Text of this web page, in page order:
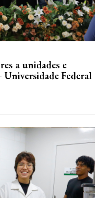
a unidades e
Federal